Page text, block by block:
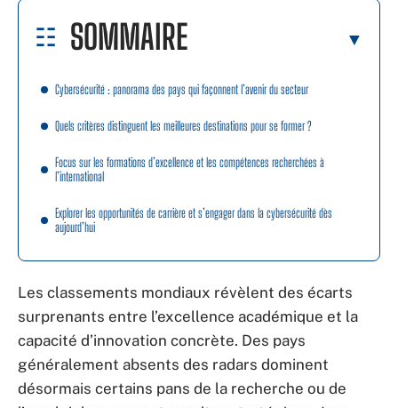
SOMMAIRE
Cybersécurité : panorama des pays qui façonnent l’avenir du secteur
Quels critères distinguent les meilleures destinations pour se former ?
Focus sur les formations d’excellence et les compétences recherchées à
l’international
Explorer les opportunités de carrière et s’engager dans la cybersécurité dès
aujourd’hui
Les classements mondiaux révèlent des écarts
surprenants entre l’excellence académique et la
capacité d’innovation concrète. Des pays
généralement absents des radars dominent
désormais certains pans de la recherche ou de